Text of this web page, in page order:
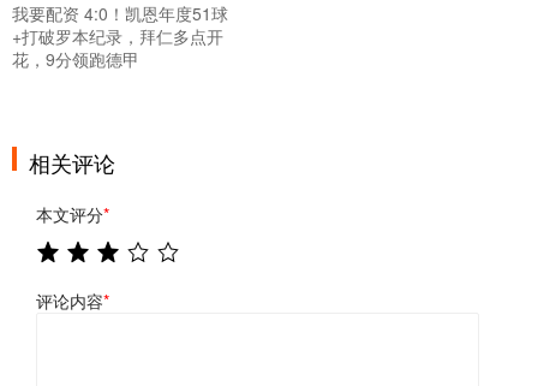
我要配资 4:0！凯恩年度51球
+打破罗本纪录，拜仁多点开
花，9分领跑德甲
相关评论
本文评分*
评论内容*